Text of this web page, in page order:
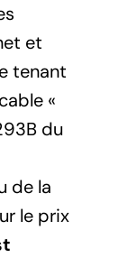
et
tenant
«
du
de la
le prix